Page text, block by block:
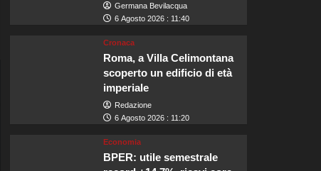
Germana Bevilacqua
6 Agosto 2026 : 11:40
Cronaca
Roma, a Villa Celimontana
scoperto un edificio di età
imperiale
Redazione
6 Agosto 2026 : 11:20
Economia
BPER: utile semestrale